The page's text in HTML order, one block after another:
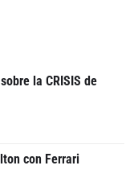
la CRISIS de
con Ferrari